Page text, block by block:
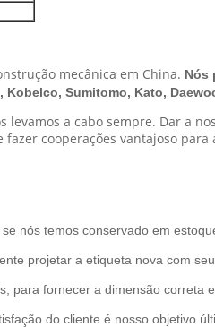
mecânica em China. Nós
Sumitomo, Kato,
a cabo sempre. Dar a
cooperações vantajoso para
nós temos conservado em
projetar a etiqueta nova com
para fornecer a dimensão correta
do cliente é nosso objetivo